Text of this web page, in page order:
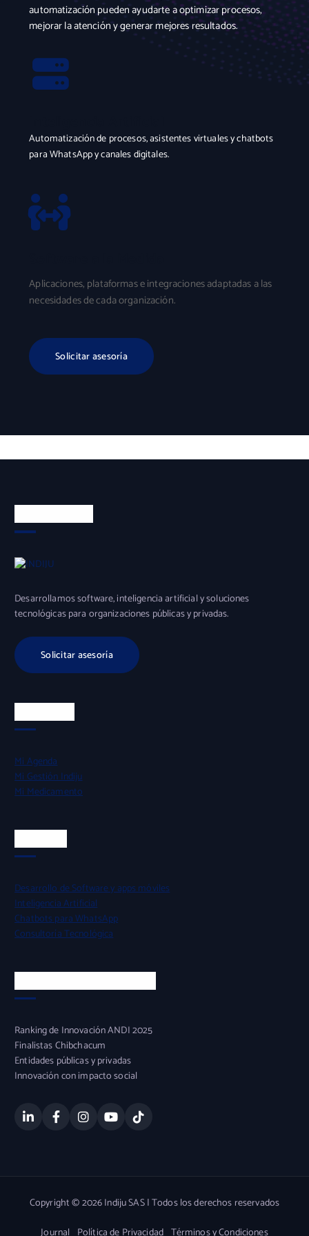
automatización pueden ayudarte a optimizar procesos,
mejorar la atención y generar mejores resultados.
Automatización de procesos, asistentes virtuales y chatbots
para WhatsApp y canales digitales.
Aplicaciones, plataformas e integraciones adaptadas a las
necesidades de cada organización.
Solicitar asesoría
Desarrollamos software, inteligencia artificial y soluciones
tecnológicas para organizaciones públicas y privadas.
Solicitar asesoría
Mi Agenda
Mi Gestión Indiju
Mi Medicamento
Desarrollo de Software y apps móviles
Inteligencia Artificial
Chatbots para WhatsApp
Consultoría Tecnológica
Ranking de Innovación ANDI 2025
Finalistas Chibchacum
Entidades públicas y privadas
Innovación con impacto social
Copyright © 2026 Indiju SAS | Todos los derechos reservados